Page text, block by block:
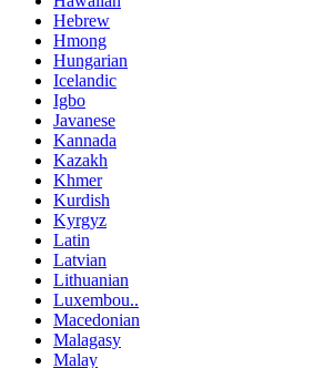
Hebrew
Hmong
Hungarian
Icelandic
Igbo
Javanese
Kannada
Kazakh
Khmer
Kurdish
Kyrgyz
Latin
Latvian
Lithuanian
Luxembou..
Macedonian
Malagasy
Malay